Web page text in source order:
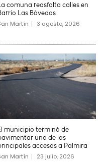
comuna reasfalta calles en
Las Bóvedas
Martín 3 agosto, 2026
municipio terminó de
uno de los
accesos a Palmira
Martín 23 julio, 2026